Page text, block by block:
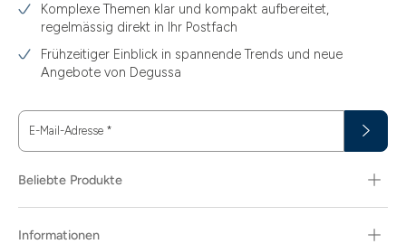
Komplexe Themen klar und kompakt aufbereitet,
regelmässig direkt in Ihr Postfach
Frühzeitiger Einblick in spannende Trends und neue
Angebote von Degussa
E-Mail-Adresse *
Beliebte Produkte
Informationen